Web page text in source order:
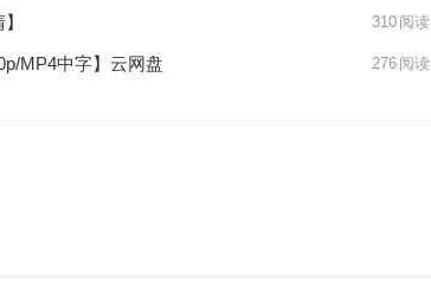
310 阅读
MP4中字】云网盘 276 阅读